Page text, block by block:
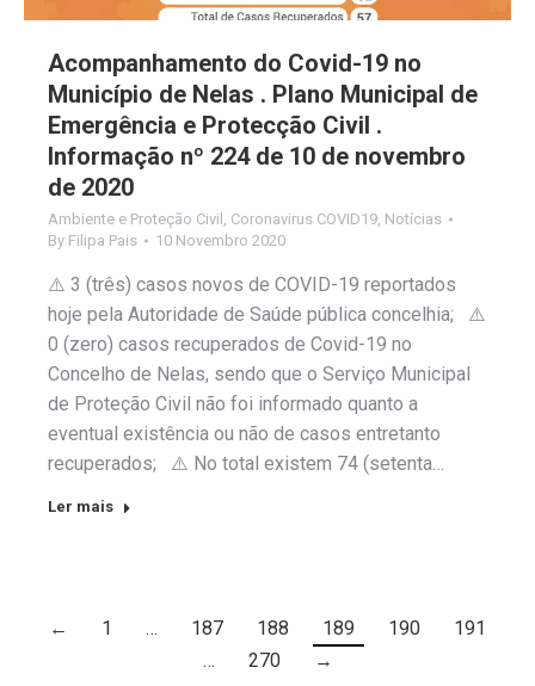
Acompanhamento do Covid-19 no
Município de Nelas . Plano Municipal de
Emergência e Protecção Civil .
Informação nº 224 de 10 de novembro
de 2020
Ambiente e Proteção Civil Coronavirus COVID19 Notícias
By Filipa Pais 10 Novembro 2020
⚠️ 3 (três) casos novos de COVID-19 reportados
hoje pela Autoridade de Saúde pública concelhia; ⚠️
0 (zero) casos recuperados de Covid-19 no
Concelho de Nelas, sendo que o Serviço Municipal
de Proteção Civil não foi informado quanto a
eventual existência ou não de casos entretanto
recuperados; ⚠️ No total existem 74 (setenta…
Ler mais
← 1 … 187 188 189 190
191
…
270 →